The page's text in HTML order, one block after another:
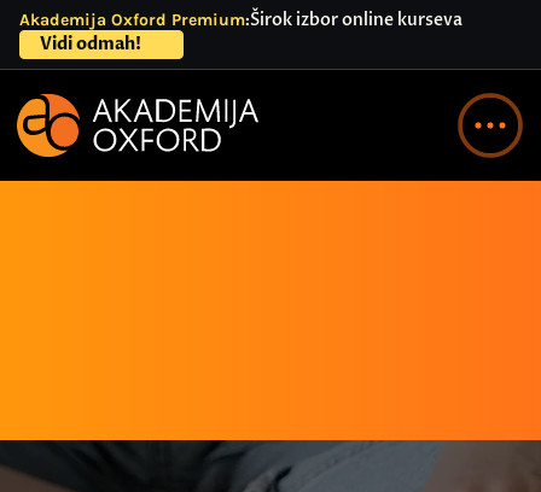
Site announcement
Akademija Oxford Premium Širok izbor online kurseva
Vidi odmah!